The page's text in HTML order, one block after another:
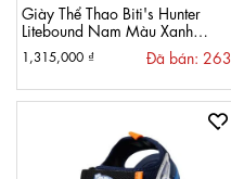
Giày Thể Thao Biti's Hunter
Litebound Nam Màu Xanh
Dương Lợt HSM009900XDL
1,315,000 ₫ Đã bán: 263